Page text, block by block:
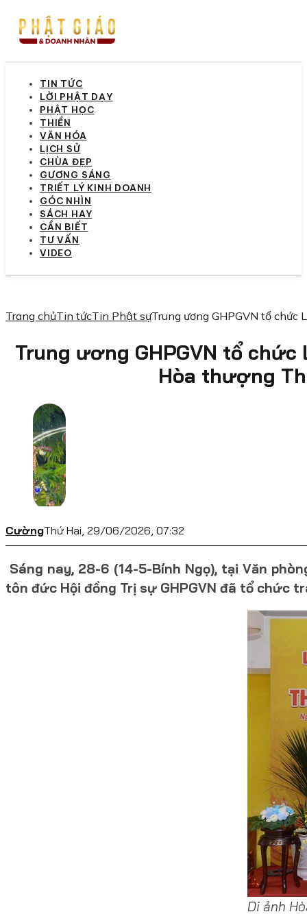
TIN TỨC
LỜI PHẬT DẠY
PHẬT HỌC
THIỀN
VĂN HÓA
LỊCH SỬ
CHÙA ĐẸP
GƯƠNG SÁNG
TRIẾT LÝ KINH DOANH
GÓC NHÌN
SÁCH HAY
CẦN BIẾT
TƯ VẤN
VIDEO
Trang chủTin tứcTin Phật sựTrung ương GHPGVN tổ
Trung ương GHPGVN tổ
Hòa thượng
CườngThứ Hai, 29/06/2026, 07:32
Sáng nay, 28-6 (14-5-Bính Ngọ), tại Văn
tôn đức Hội đồng Trị sự GHPGVN đã tổ chức
Di ảnh